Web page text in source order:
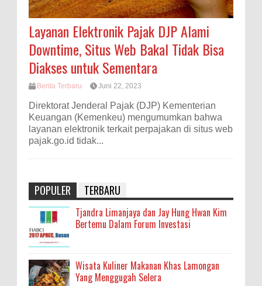
Layanan Elektronik Pajak DJP Alami
Downtime, Situs Web Bakal Tidak Bisa
Diakses untuk Sementara
Berita Terbaru Juni 22, 2023
Direktorat Jenderal Pajak (DJP) Kementerian
Keuangan (Kemenkeu) mengumumkan bahwa
layanan elektronik terkait perpajakan di situs web
pajak.go.id tidak...
POPULER TERBARU
Tjandra Limanjaya dan Jay Hung Hwan Kim
Bertemu Dalam Forum Investasi
Wisata Kuliner Makanan Khas Lamongan
Yang Menggugah Selera